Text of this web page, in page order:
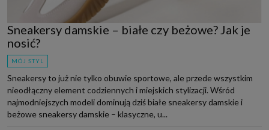
Sneakersy damskie – białe czy beżowe? Jak je
nosić?
MÓJ STYL
Sneakersy to już nie tylko obuwie sportowe, ale przede wszystkim
nieodłączny element codziennych i miejskich stylizacji. Wśród
najmodniejszych modeli dominują dziś białe sneakersy damskie i
beżowe sneakersy damskie – klasyczne, u...